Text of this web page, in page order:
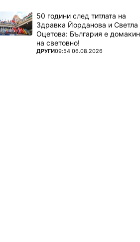
50 години след титлата на
Здравка Йорданова и Светла
Оцетова: България е домакин
на световно!
ПОВЕЧЕ ОТ
ДРУГИ09:54 06.08.2026